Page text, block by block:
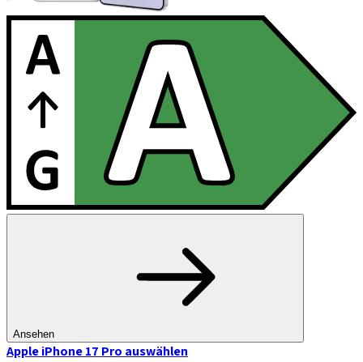
Ansehen
Apple iPhone 17 Pro auswählen